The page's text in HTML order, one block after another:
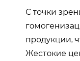
С точки
продукции,
Жестокие